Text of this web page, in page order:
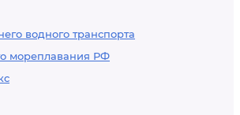
водного транспорта
мореплавания РФ